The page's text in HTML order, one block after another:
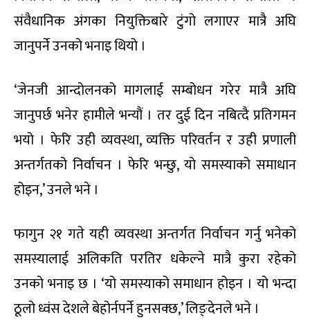
संवैधानिक अंगका नियुक्तिबारे टुंगो लगाएर मात्रै अघि
जानुपर्ने उनको भनाइ थियो ।
‘जेनजी आन्दोलनको मागलाई सम्बोधन गरेर मात्रै अघि
जानुपर्छ भनेर हामीले भन्यौं । तर दुई दिन नबित्दै प्रतिगमन
भयो । फेरि उही व्यवस्था, व्यक्ति परिवर्तन र उही प्रणाली
अन्तर्गतको निर्वाचन । फेरि भन्छु, यो समस्याको समाधान
होइन,’ उनले भने ।
फागुन २१ गते यही व्यवस्था अन्तर्गत निर्वाचन गर्नु भनेको
समस्यालाई अलिकति परतिर धकेल्ने मात्रै कुरा रहेको
उनको भनाइ छ । ‘यो समस्याको समाधान होइन । यो भन्दा
ठूलो ध्वंस देशले बेहोर्नपर्ने हुनसक्छ,’ लिङ्देनले भने ।